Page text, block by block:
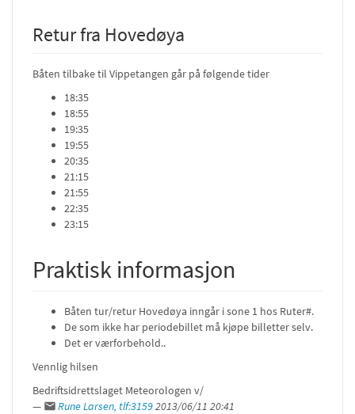
Retur fra Hovedøya
Båten tilbake til Vippetangen går på følgende tider
18:35
18:55
19:35
19:55
20:35
21:15
21:55
22:35
23:15
Praktisk informasjon
Båten tur/retur Hovedøya inngår i sone 1 hos Ruter#.
De som ikke har periodebillet må kjøpe billetter selv.
Det er værforbehold..
Vennlig hilsen
Bedriftsidrettslaget Meteorologen v/
—
Rune Larsen, tlf:31592013/06/11 20:41